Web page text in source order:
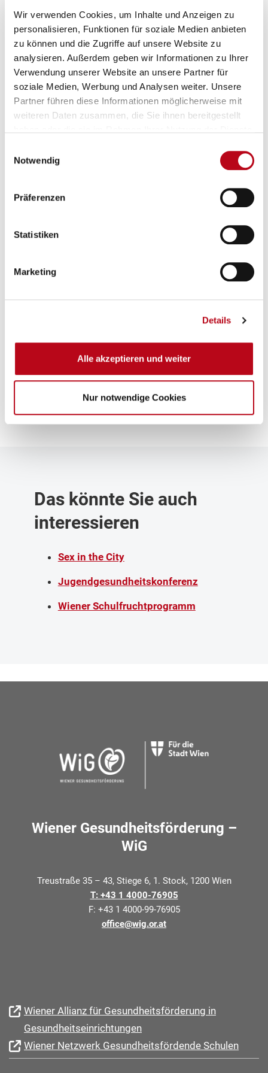
Wir verwenden Cookies, um Inhalte und Anzeigen zu
personalisieren, Funktionen für soziale Medien anbieten
zu können und die Zugriffe auf unsere Website zu
analysieren. Außerdem geben wir Informationen zu Ihrer
Verwendung unserer Website an unsere Partner für
soziale Medien, Werbung und Analysen weiter. Unsere
Partner führen diese Informationen möglicherweise mit
weiteren Daten zusammen, die Sie ihnen bereitgestellt
Notwendig
Präferenzen
Statistiken
Marketing
Details
Alle akzeptieren und weiter
Nur notwendige Cookies
Breites Angebot und finanzielle Förderung
Verschiedenste gesundheitsfördernde Angebote
stehen zur Auswahl, um Wiener Schulen bei ihrer
Gesundheitsförderung zu unterstützen. Über 100
Angebote in den fünf Bereichen Bewegung, Ernährung,
Plattform. Die Schulen aller Schultypen können aus den
auswählen. Eine Förderung kann beantragt werden.
Weitere Informationen dazu finden sich hier:
Über das Projekt
Mitteln des Landesgesundheitsförderungsfonds
Das könnte Sie auch
interessieren
Sex in the City
Jugendgesundheitskonferenz
Wiener Schulfruchtprogramm
Wiener Gesundheitsförderung –
WiG
Treustraße 35 – 43, Stiege 6, 1. Stock, 1200 Wien
T: +43 1 4000-76905
F: +43 1 4000-99-76905
office@wig.or.at
Wiener Allianz für Gesundheitsförderung in
Gesundheitseinrichtungen
Wiener Netzwerk Gesundheitsfördende Schulen